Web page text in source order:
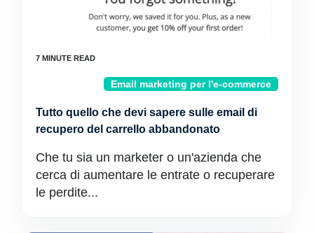
Email marketing per l'e-commerce
Tutto quello che devi sapere sulle email di
recupero del carrello abbandonato
Che tu sia un marketer o un'azienda che
cerca di aumentare le entrate o recuperare
le perdite...